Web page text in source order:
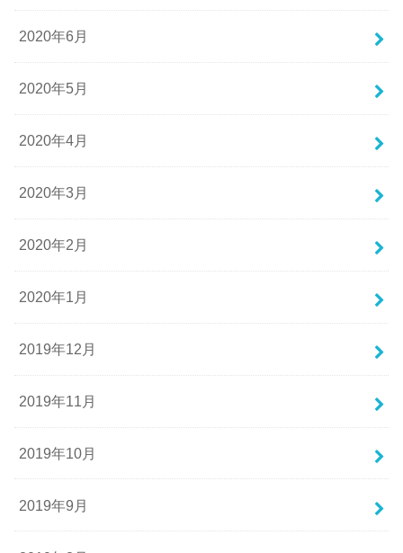
2020年6月
2020年5月
2020年4月
2020年3月
2020年2月
2020年1月
2019年12月
2019年11月
2019年10月
2019年9月